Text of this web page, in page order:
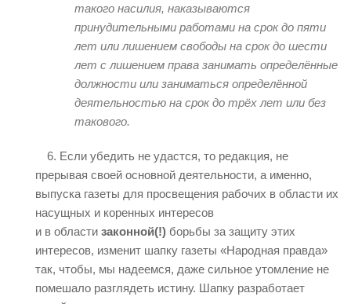
такого насилия, наказываются
принудительными работами на срок до пяти
лет или лишением свободы на срок до шести
лет с лишением права занимать определённые
должности или заниматься определённой
деятельностью на срок до трёх лет или без
такового.
6. Если убедить не удастся, то редакция, не
прерывая своей основной деятельности, а именно,
выпуска газеты для просвещения рабочих в области их
насущных и коренных интересов
и в области законной(!) борьбы за защиту этих
интересов, изменит шапку газеты «Народная правда»
так, чтобы, мы надеемся, даже сильное утомление не
помешало разглядеть истину. Шапку разработает